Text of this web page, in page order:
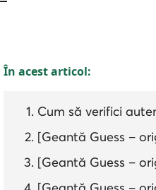
În acest articol:
Cum să verifici
[Geantă Guess –
[Geantă Guess –